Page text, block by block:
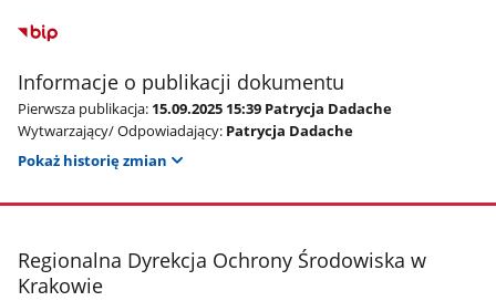
Informacje o publikacji dokumentu
Pierwsza publikacja: 15.09.2025 15:39 Patrycja Dadache
Wytwarzający/ Odpowiadający: Patrycja Dadache
Pokaż historię zmian
stopka
Regionalna Dyrekcja Ochrony Środowiska w
Krakowie